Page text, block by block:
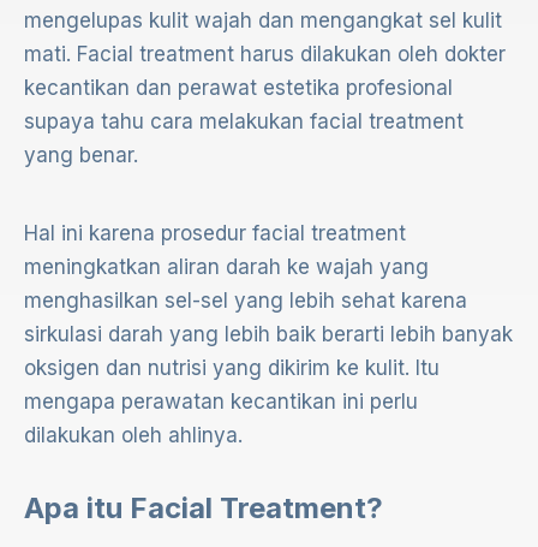
mengelupas kulit wajah dan mengangkat sel kulit
mati. Facial treatment harus dilakukan oleh dokter
kecantikan dan perawat estetika profesional
supaya tahu cara melakukan facial treatment
yang benar.
Hal ini karena prosedur facial treatment
meningkatkan aliran darah ke wajah yang
menghasilkan sel-sel yang lebih sehat karena
sirkulasi darah yang lebih baik berarti lebih banyak
oksigen dan nutrisi yang dikirim ke kulit. Itu
mengapa perawatan kecantikan ini perlu
dilakukan oleh ahlinya.
Apa itu Facial Treatment?